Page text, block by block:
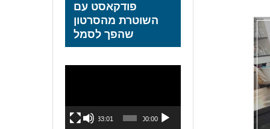
פודקאסט עם
השוטרת מהסרטון
שהפך לסמל
00:00
33:01